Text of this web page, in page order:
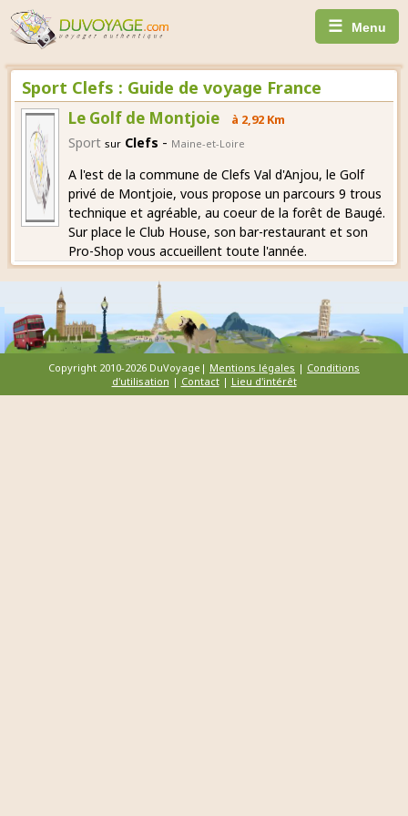
☰ Menu
Sport Clefs : Guide de voyage France
Le Golf de Montjoie à 2,92 Km
Sport sur Clefs - Maine-et-Loire
A l'est de la commune de Clefs Val d'Anjou, le Golf
privé de Montjoie, vous propose un parcours 9 trous
technique et agréable, au coeur de la forêt de Baugé.
Sur place le Club House, son bar-restaurant et son
Pro-Shop vous accueillent toute l'année.
Copyright 2010-2026 DuVoyage| Mentions légales | Conditions
d'utilisation | Contact| Lieu d'intérêt